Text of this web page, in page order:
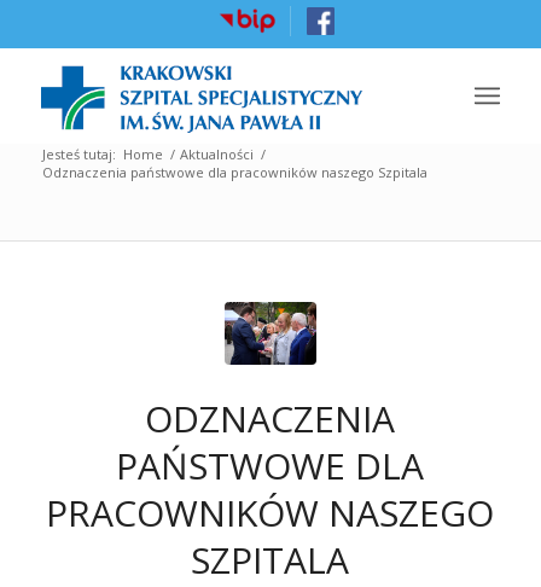
Jesteś tutaj: Home / Aktualności /
Odznaczenia państwowe dla pracowników naszego Szpitala
ODZNACZENIA
PAŃSTWOWE DLA
PRACOWNIKÓW NASZEGO
SZPITALA